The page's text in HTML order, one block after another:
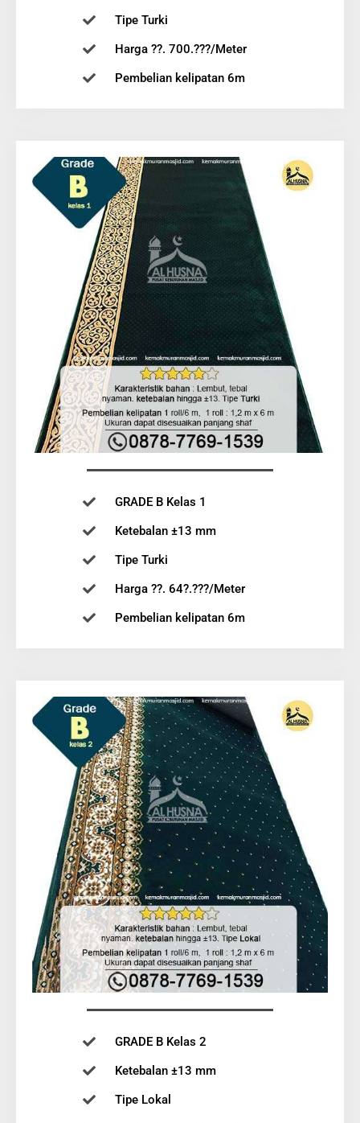
Tipe Turki
Harga ??. 700.???/Meter
Pembelian kelipatan 6m
GRADE B Kelas 1
Ketebalan ±13 mm
Tipe Turki
Harga ??. 64?.???/Meter
Pembelian kelipatan 6m
GRADE B Kelas 2
Ketebalan ±13 mm
Tipe Lokal